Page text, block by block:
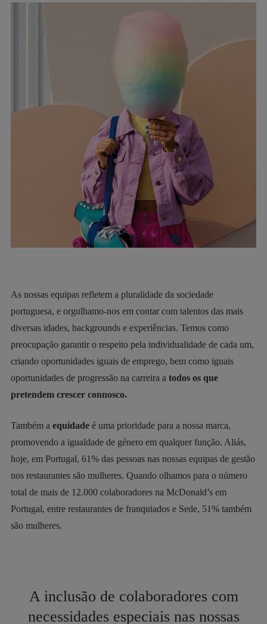
As nossas equipas refletem a pluralidade da sociedade
portuguesa, e orgulhamo-nos em contar com talentos das mais
diversas idades, backgrounds e experiências. Temos como
preocupação garantir o respeito pela individualidade de cada um,
criando oportunidades iguais de emprego, bem como iguais
oportunidades de progressão na carreira a todos os que
pretendem crescer connosco.
Também a equidadeé uma prioridade para a nossa marca,
promovendo a igualdade de género em qualquer função. Aliás,
hoje, em Portugal, 61% das pessoas nas nossas equipas de gestão
nos restaurantes são mulheres. Quando olhamos para o número
total de mais de 12.000 colaboradores na McDonald’s em
Portugal, entre restaurantes de franquiados e Sede, 51% também
são mulheres.
A inclusão de colaboradores com
necessidades especiais nas nossas